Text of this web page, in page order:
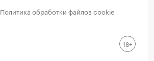
Политика обработки файлов cookie
18+